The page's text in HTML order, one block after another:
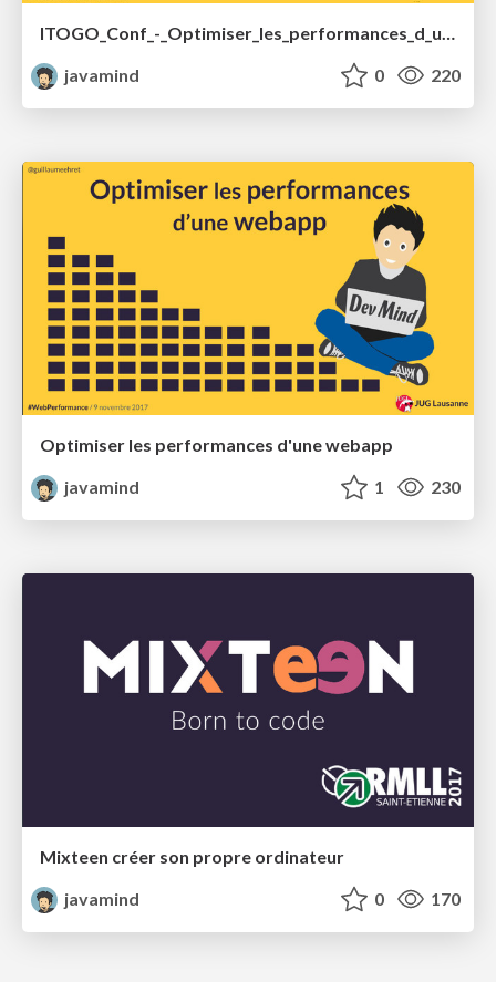
javamind
0 220
Optimiser les performances d'une webapp
javamind
1 230
Mixteen créer son propre ordinateur
javamind
0 170